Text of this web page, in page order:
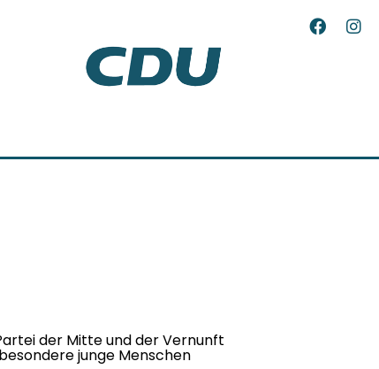
der Mitte und der Vernunft
junge Menschen